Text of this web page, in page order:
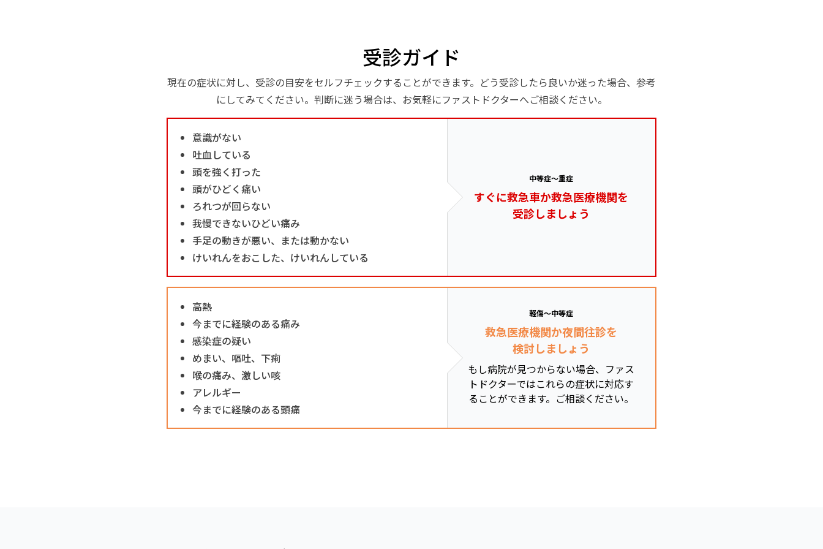
受診ガイド
現在の症状に対し、受診の目安をセルフチェックすることができます。どう受診したら良いか迷った場合、参考
にしてみてください。判断に迷う場合は、お気軽にファストドクターへご相談ください。
意識がない
吐血している
頭を強く打った
頭がひどく痛い
ろれつが回らない
我慢できないひどい痛み
手足の動きが悪い、または動かない
けいれんをおこした、けいれんしている
中等症～重症
すぐに救急車か救急医療機関を
受診しましょう
高熱
今までに経験のある痛み
感染症の疑い
めまい、嘔吐、下痢
喉の痛み、激しい咳
アレルギー
今までに経験のある頭痛
軽傷～中等症
救急医療機関か夜間往診を
検討しましょう
もし病院が見つからない場合、ファス
トドクターではこれらの症状に対応す
ることができます。ご相談ください。